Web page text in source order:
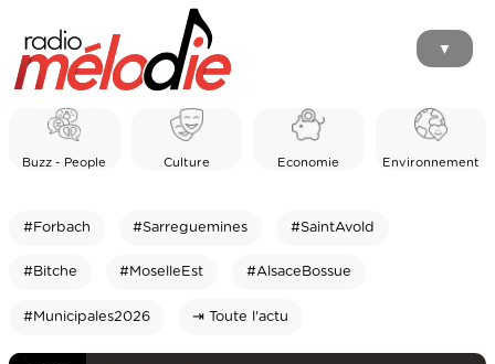
▼
Buzz - People Culture Economie Environnement
#Forbach #Sarreguemines #SaintAvold
#Bitche #MoselleEst #AlsaceBossue
#Municipales2026 ⇥ Toute l'actu